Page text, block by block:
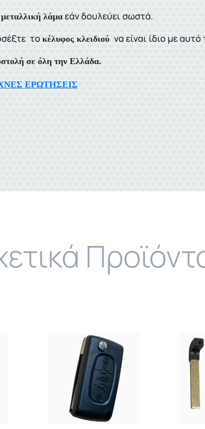
λάμαεάν δουλεύει σωστά.
το κέλυφος κλειδιού να είναι ίδιο με
σε όλη την Ελλάδα.
ΕΡΩΤΗΣΕΙΣ